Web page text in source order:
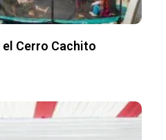
Cerro Cachito